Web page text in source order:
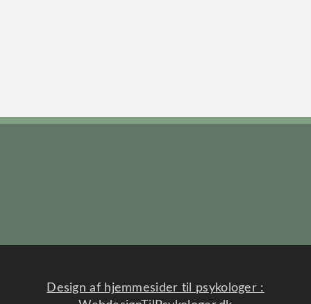
Tilskud: Ja
Design af hjemmesider til psykologer :